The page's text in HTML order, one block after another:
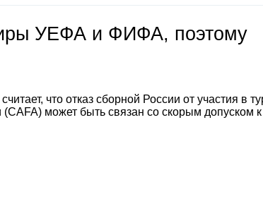
УЕФА и ФИФА, поэтому
что отказ сборной России от участия в
может быть связан со скорым допуском к